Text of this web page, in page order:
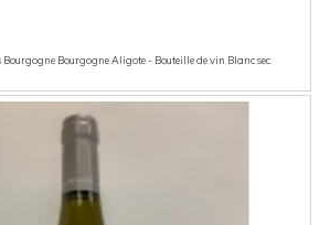
Bourgogne Bourgogne Aligote - Bouteille de vin Blanc sec